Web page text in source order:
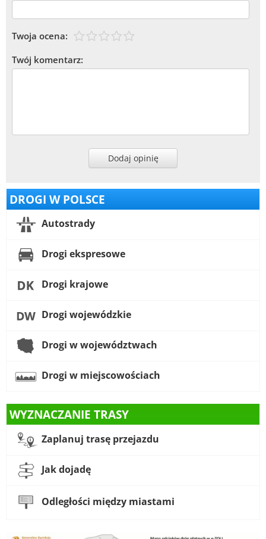
Twoja ocena:
Twój komentarz:
Dodaj opinię
DROGI W POLSCE
Autostrady
Drogi ekspresowe
Drogi krajowe
Drogi wojewódzkie
Drogi w województwach
Drogi w miejscowościach
WYZNACZANIE TRASY
Zaplanuj trasę przejazdu
Jak dojadę
Odległości między miastami